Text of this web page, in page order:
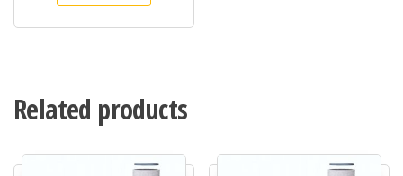
Related products